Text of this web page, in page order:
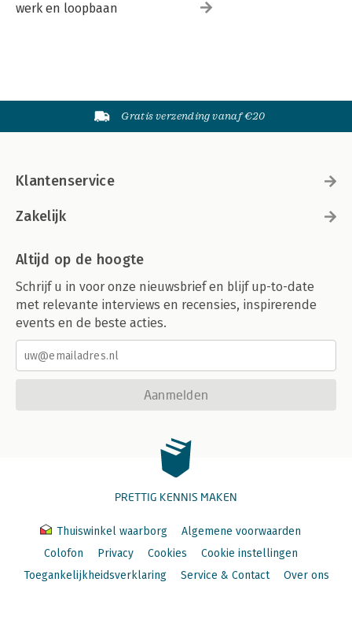
werk en loopbaan
Gratis verzending vanaf €20
Klantenservice
Zakelijk
Altijd op de hoogte
Schrijf u in voor onze nieuwsbrief en blijf up-to-date
met relevante interviews en recensies, inspirerende
events en de beste acties.
Aanmelden
PRETTIG KENNIS MAKEN
Thuiswinkel waarborg
Algemene voorwaarden
Colofon
Privacy Cookies
Cookie instellingen
Toegankelijkheidsverklaring
Service & Contact Over ons